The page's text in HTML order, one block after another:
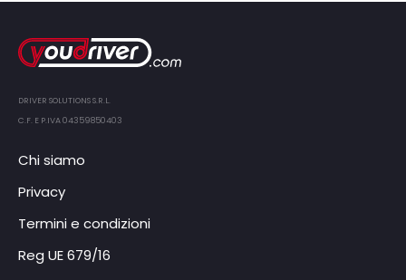
DRIVER SOLUTIONS S.R.L.
C.F. E P.IVA 04359850403
Chi siamo
Privacy
Termini e condizioni
Reg UE 679/16